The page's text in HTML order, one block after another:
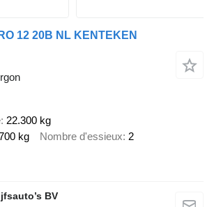
12 20B NL KENTEKEN
22.300 kg
kg Nombre d'essieux 2
BV